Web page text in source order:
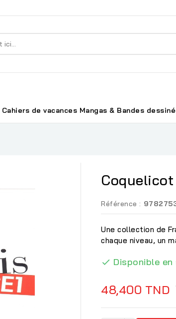
Cahiers de vacances Mangas & Bandes
Coquelicot
Référence :
Une collection de
chaque niveau, un
 Disponible
48,400 TND